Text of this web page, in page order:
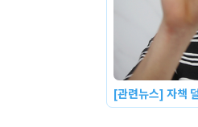
[관련뉴스] 자책